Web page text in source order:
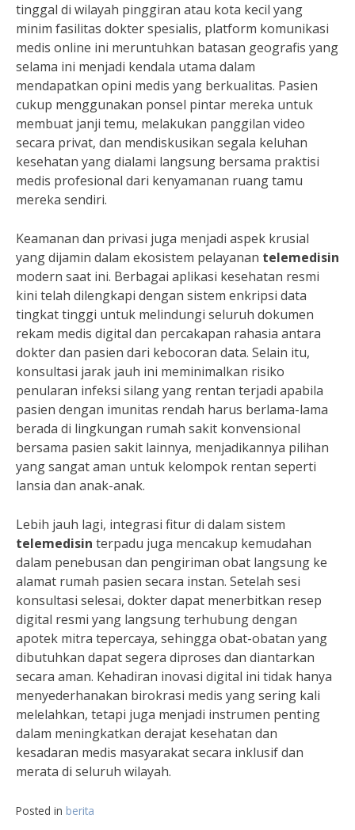
tinggal di wilayah pinggiran atau kota kecil yang
minim fasilitas dokter spesialis, platform komunikasi
medis online ini meruntuhkan batasan geografis yang
selama ini menjadi kendala utama dalam
mendapatkan opini medis yang berkualitas. Pasien
cukup menggunakan ponsel pintar mereka untuk
membuat janji temu, melakukan panggilan video
secara privat, dan mendiskusikan segala keluhan
kesehatan yang dialami langsung bersama praktisi
medis profesional dari kenyamanan ruang tamu
mereka sendiri.
Keamanan dan privasi juga menjadi aspek krusial
yang dijamin dalam ekosistem pelayanan telemedisin
modern saat ini. Berbagai aplikasi kesehatan resmi
kini telah dilengkapi dengan sistem enkripsi data
tingkat tinggi untuk melindungi seluruh dokumen
rekam medis digital dan percakapan rahasia antara
dokter dan pasien dari kebocoran data. Selain itu,
konsultasi jarak jauh ini meminimalkan risiko
penularan infeksi silang yang rentan terjadi apabila
pasien dengan imunitas rendah harus berlama-lama
berada di lingkungan rumah sakit konvensional
bersama pasien sakit lainnya, menjadikannya pilihan
yang sangat aman untuk kelompok rentan seperti
lansia dan anak-anak.
Lebih jauh lagi, integrasi fitur di dalam sistem
telemedisin terpadu juga mencakup kemudahan
dalam penebusan dan pengiriman obat langsung ke
alamat rumah pasien secara instan. Setelah sesi
konsultasi selesai, dokter dapat menerbitkan resep
digital resmi yang langsung terhubung dengan
apotek mitra tepercaya, sehingga obat-obatan yang
dibutuhkan dapat segera diproses dan diantarkan
secara aman. Kehadiran inovasi digital ini tidak hanya
menyederhanakan birokrasi medis yang sering kali
melelahkan, tetapi juga menjadi instrumen penting
dalam meningkatkan derajat kesehatan dan
kesadaran medis masyarakat secara inklusif dan
merata di seluruh wilayah.
Posted in berita